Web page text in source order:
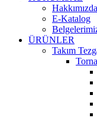
Hakkımızda
E-Katalog
ÜRÜNLER
Takım